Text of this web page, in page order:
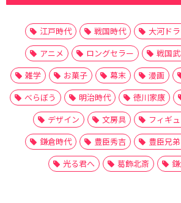
江戸時代 戦国時代 大河ド
アニメ
ロングセラー 戦国
雑学
お菓子 幕末 漫画
べらぼう
明治時代 徳川家康
デザイン
文房具 フィギ
鎌倉時代
豊臣秀吉 豊臣兄弟
光る君へ
葛飾北斎